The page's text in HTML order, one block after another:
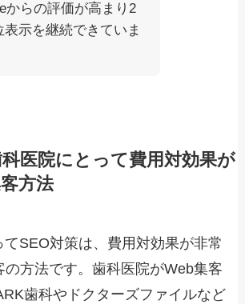
からの評価が高まり2
表示を継続できていま
医院にとって費用対効果が
方法
SEO対策は、費用対効果が非常
の方法です。歯科医院がWeb集客
歯科やドクターズファイルなど